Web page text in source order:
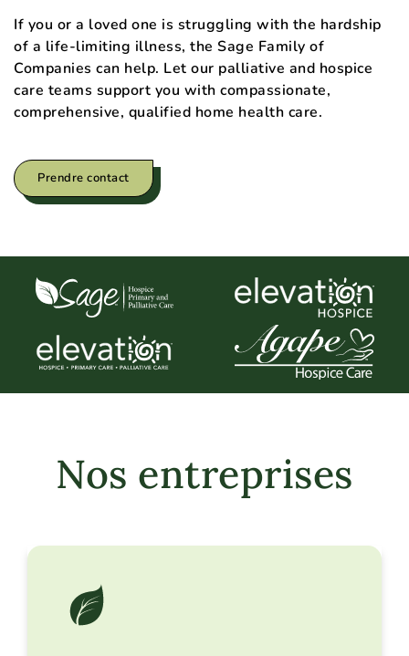
If you or a loved one is struggling with the hardship
of a life-limiting illness, the Sage Family of
Companies can help. Let our palliative and hospice
care teams support you with compassionate,
comprehensive, qualified home health care.
Prendre contact
Nos entreprises